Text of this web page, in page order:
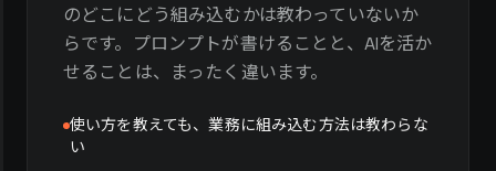
のどこにどう組み込むかは教わっていないか
らです。プロンプトが書けることと、AIを活か
せることは、まったく違います。
使い方を教えても、業務に組み込む方法は教わらな
い